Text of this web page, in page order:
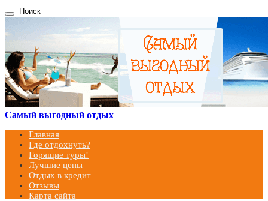
Самый выгодный отдых
Главная
Где отдохнуть?
Горящие туры!
Лучшие цены
Отдых в кредит
Отзывы
Карта сайта